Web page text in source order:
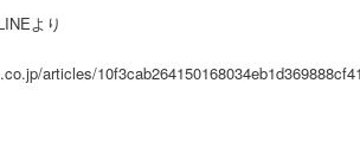
より
articles/